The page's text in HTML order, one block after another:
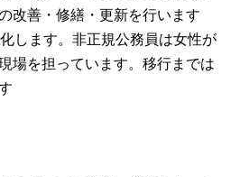
改善・修繕・更新を行います
します。非正規公務員は女性が
場を担っています。移行までは